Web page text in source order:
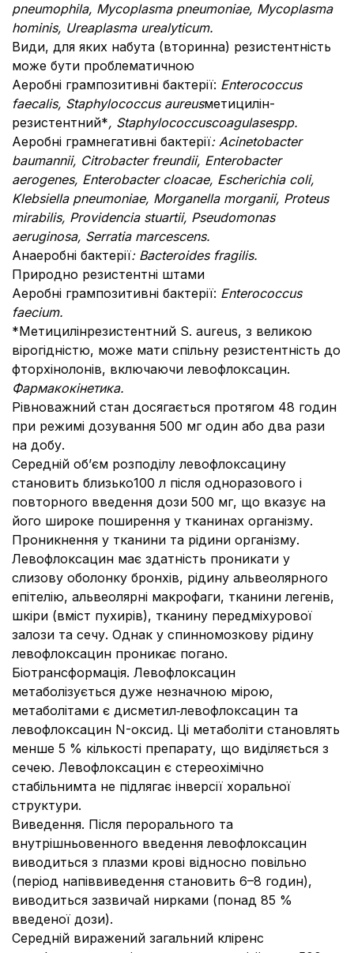
pneumophila, Mycoplasma pneumoniae, Mycoplasma
hominis, Ureaplasma urealyticum.
Види, для яких набута (вторинна) резистентність
може бути проблематичною
Аеробні грампозитивні бактерії: Enterococcus
faecalis, Staphylococcus aureusметицилін-
резистентний*, Staphylococcuscoagulasespp.
Аеробні грамнегативні бактерії: Acinetobacter
baumannii, Citrobacter freundii, Enterobacter
aerogenes, Enterobacter cloacae, Escherichia coli,
Klebsiella pneumoniae, Morganella morganii, Proteus
mirabilis, Providencia stuartii, Pseudomonas
aeruginosa, Serratia marcescens.
Анаеробні бактерії: Bacteroides fragilis.
Природно резистентні штами
Аеробні грампозитивні бактерії: Enterococcus
faecium.
*Метицилінрезистентний S. aureus, з великою
вірогідністю, може мати спільну резистентність до
фторхінолонів, включаючи левофлоксацин.
Фармакокінетика.
Рівноважний стан досягається протягом 48 годин
при режимі дозування 500 мг один або два рази
на добу.
Середній об’єм розподілу левофлоксацину
становить близько100 л після одноразового і
повторного введення дози 500 мг, що вказує на
його широке поширення у тканинах організму.
Проникнення у тканини та рідини організму.
Левофлоксацин має здатність проникати у
слизову оболонку бронхів, рідину альвеолярного
епітелію, альвеолярні макрофаги, тканини легенів,
шкіри (вміст пухирів), тканину передміхурової
залози та сечу. Однак у спинномозкову рідину
левофлоксацин проникає погано.
Біотрансформація. Левофлоксацин
метаболізується дуже незначною мірою,
метаболітами є дисметил‑левофлоксацин та
левофлоксацин N-оксид. Ці метаболіти становлять
менше 5 % кількості препарату, що виділяється з
сечею. Левофлоксацин є стереохімічно
стабільнимта не підлягає інверсії хоральної
структури.
Виведення. Після перорального та
внутрішньовенного введення левофлоксацин
виводиться з плазми крові відносно повільно
(період напіввиведення становить 6–8 годин),
виводиться зазвичай нирками (понад 85 %
введеної дози).
Середній виражений загальний кліренс